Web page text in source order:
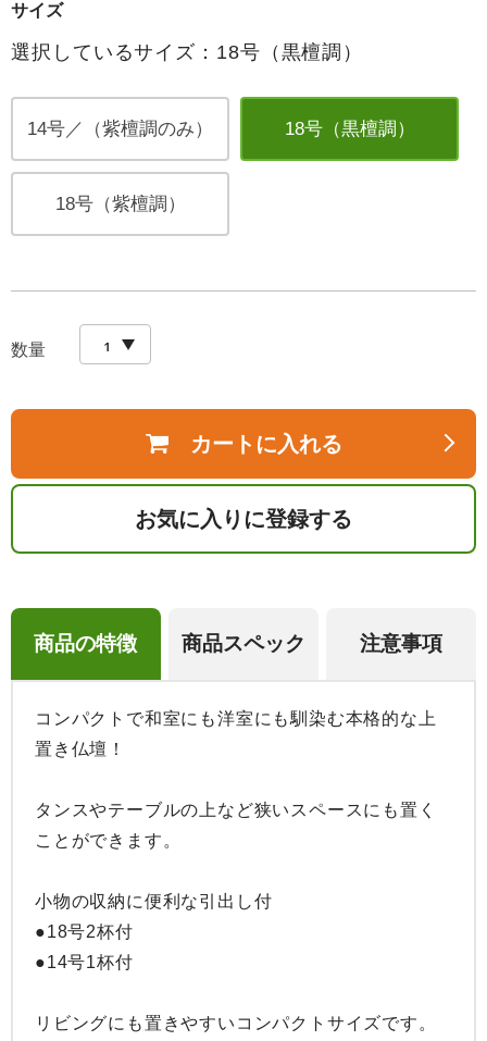
サイズ
選択しているサイズ：18号（黒檀調）
14号／（紫檀調のみ） 18号（黒檀調）
18号（紫檀調）
数量
カートに入れる
お気に入りに登録する
商品の特徴 商品スペック 注意事項
コンパクトで和室にも洋室にも馴染む本格的な上
置き仏壇！
タンスやテーブルの上など狭いスペースにも置く
ことができます。
小物の収納に便利な引出し付
●18号2杯付
●14号1杯付
リビングにも置きやすいコンパクトサイズです。